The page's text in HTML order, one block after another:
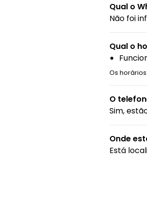
Qual o
Não foi
Qual o
Os
O
Sim,
Onde
Está